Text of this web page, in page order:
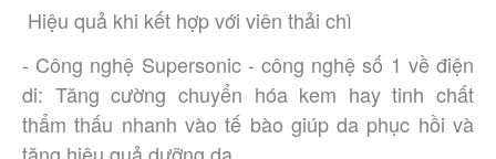
Hiệu quả khi kết hợp với viên thải chì
- Công nghệ Supersonic - công nghệ số 1 về điện
di: Tăng cường chuyển hóa kem hay tinh chất
thẩm thấu nhanh vào tế bào giúp da phục hồi và